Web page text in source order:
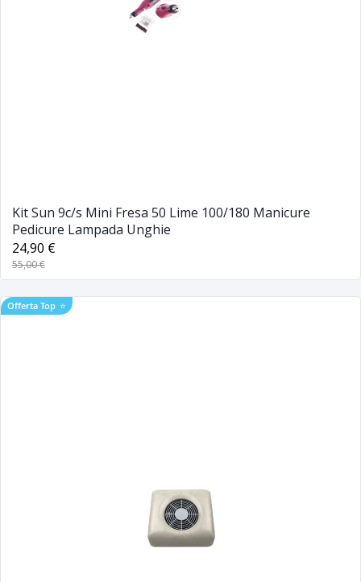
Kit Sun 9c/s Mini Fresa 50 Lime 100/180 Manicure
Pedicure Lampada Unghie
24,90 €
55,00 €
Offerta Top ⭐